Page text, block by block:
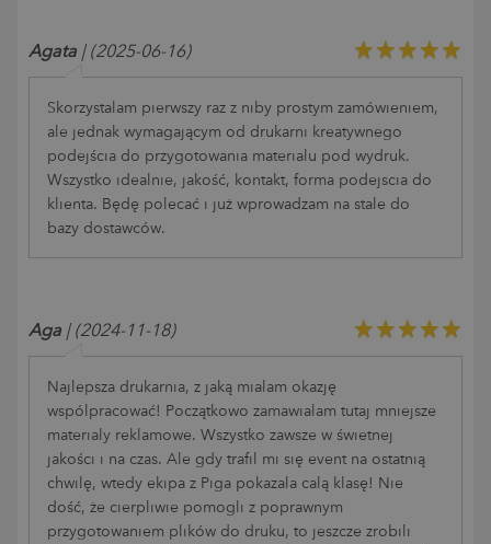
Agata | (2025-06-16)
Skorzystałam pierwszy raz z niby prostym zamówieniem,
ale jednak wymagającym od drukarni kreatywnego
podejścia do przygotowania materiału pod wydruk.
Wszystko idealnie, jakość, kontakt, forma podejscia do
klienta. Będę polecać i już wprowadzam na stałe do
bazy dostawców.
Aga | (2024-11-18)
Najlepsza drukarnia, z jaką miałam okazję
współpracować! Początkowo zamawiałam tutaj mniejsze
materiały reklamowe. Wszystko zawsze w świetnej
jakości i na czas. Ale gdy trafił mi się event na ostatnią
chwilę, wtedy ekipa z Piga pokazała całą klasę! Nie
dość, że cierpliwie pomogli z poprawnym
przygotowaniem plików do druku, to jeszcze zrobili